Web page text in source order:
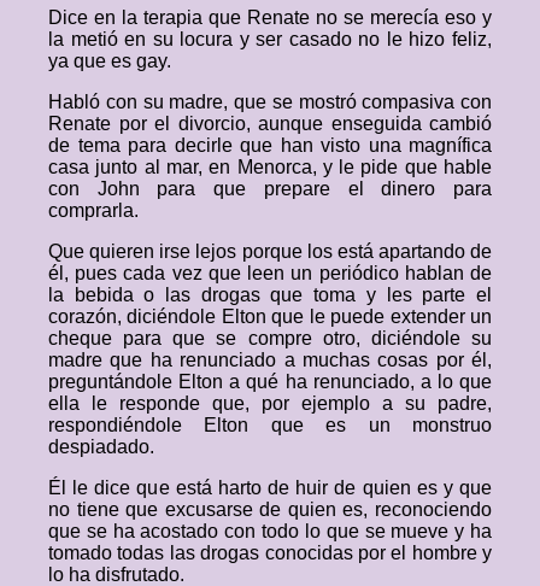
Dice en la terapia que Renate no se merecía eso y
la metió en su locura y ser casado no le hizo feliz,
ya que es gay.
Habló con su madre, que se mostró compasiva con
Renate por el divorcio, aunque enseguida cambió
de tema para decirle que han visto una magnífica
casa junto al mar, en Menorca, y le pide que hable
con John para que prepare el dinero para
comprarla.
Que quieren irse lejos porque los está apartando de
él, pues cada vez que leen un periódico hablan de
la bebida o las drogas que toma y les parte el
corazón, diciéndole Elton que le puede extender un
cheque para que se compre otro, diciéndole su
madre que ha renunciado a muchas cosas por él,
preguntándole Elton a qué ha renunciado, a lo que
ella le responde que, por ejemplo a su padre,
respondiéndole Elton que es un monstruo
despiadado.
Él le dice que está harto de huir de quien es y que
no tiene que excusarse de quien es, reconociendo
que se ha acostado con todo lo que se mueve y ha
tomado todas las drogas conocidas por el hombre y
lo ha disfrutado.